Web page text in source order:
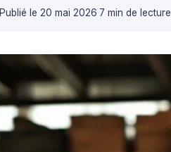
Publié le 20 mai 2026·7 min de lecture